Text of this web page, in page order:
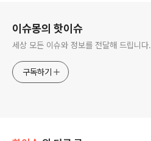
이슈몽의 핫이슈
세상 모든 이슈와 정보를 전달해 드립니다.
구독하기